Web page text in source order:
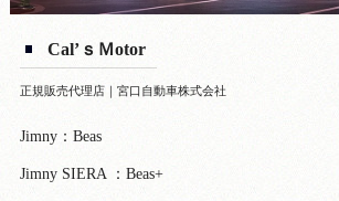
Cal’ｓＭotor
正規販売代理店｜宮口自動車株式会社
Jimny：Beas
Jimny SIERA ：Beas+